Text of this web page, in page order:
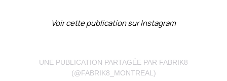
Voir cette publication sur Instagram
UNE PUBLICATION PARTAGÉE PAR FABRIK8
(@FABRIK8_MONTREAL)